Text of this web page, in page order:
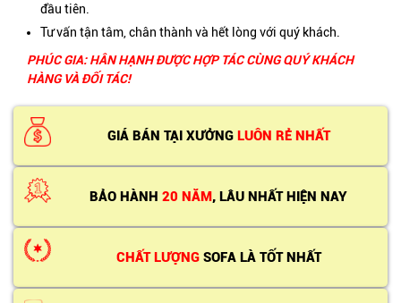
đầu tiên.
Tư vấn tận tâm, chân thành và hết lòng với quý khách.
PHÚC GIA: HÂN HẠNH ĐƯỢC HỢP TÁC CÙNG QUÝ KHÁCH
HÀNG VÀ ĐỐI TÁC!
GIÁ BÁN TẠI XƯỞNG LUÔN RẺ NHẤT
BẢO HÀNH 20 NĂM, LÂU NHẤT HIỆN NAY
CHẤT LƯỢNGSOFA LÀ TỐT NHẤT